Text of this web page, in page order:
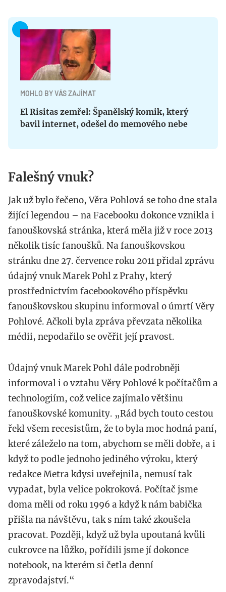
MOHLO BY VÁS ZAJÍMAT
El Risitas zemřel: Španělský komik, který
bavil internet, odešel do memového nebe
Falešný vnuk?
Jak už bylo řečeno, Věra Pohlová se toho dne stala
žijící legendou – na Facebooku dokonce vznikla i
fanouškovská stránka, která měla již v roce 2013
několik tisíc fanoušků. Na fanouškovskou
stránku dne 27. července roku 2011 přidal zprávu
údajný vnuk Marek Pohl z Prahy, který
prostřednictvím facebookového příspěvku
fanouškovskou skupinu informoval o úmrtí Věry
Pohlové. Ačkoli byla zpráva převzata několika
médii, nepodařilo se ověřit její pravost.
Údajný vnuk Marek Pohl dále podrobněji
informoval i o vztahu Věry Pohlové k počítačům a
technologiím, což velice zajímalo většinu
fanouškovské komunity. „Rád bych touto cestou
řekl všem recesistům, že to byla moc hodná paní,
které záleželo na tom, abychom se měli dobře, a i
když to podle jednoho jediného výroku, který
redakce Metra kdysi uveřejnila, nemusí tak
vypadat, byla velice pokroková. Počítač jsme
doma měli od roku 1996 a když k nám babička
přišla na návštěvu, tak s ním také zkoušela
pracovat. Později, když už byla upoutaná kvůli
cukrovce na lůžko, pořídili jsme jí dokonce
notebook, na kterém si četla denní
zpravodajství.“